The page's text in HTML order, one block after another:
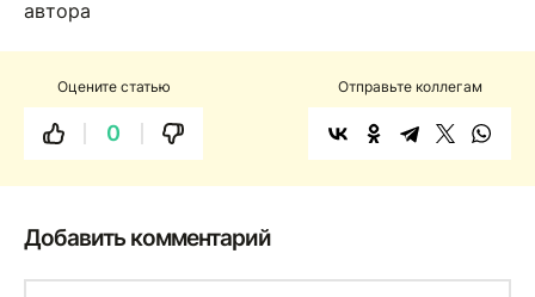
Оцените статью
0
Отправьте коллегам
Добавить комментарий